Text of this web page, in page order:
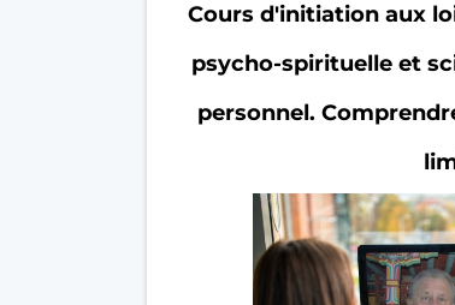
Cours d'initiation aux
psycho-spirituelle et
personnel.